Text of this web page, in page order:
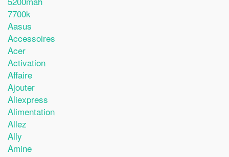
7700k
Aasus
Accessoires
Acer
Activation
Affaire
Ajouter
Aliexpress
Alimentation
Allez
Ally
Amine